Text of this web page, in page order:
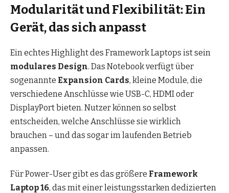
Modularität und Flexibilität: Ein
Gerät, das sich anpasst
Ein echtes Highlight des Framework Laptops ist sein
modulares Design. Das Notebook verfügt über
sogenannte Expansion Cards, kleine Module, die
verschiedene Anschlüsse wie USB-C, HDMI oder
DisplayPort bieten. Nutzer können so selbst
entscheiden, welche Anschlüsse sie wirklich
brauchen – und das sogar im laufenden Betrieb
anpassen.
Für Power-User gibt es das größere Framework
Laptop 16, das mit einer leistungsstarken dedizierten